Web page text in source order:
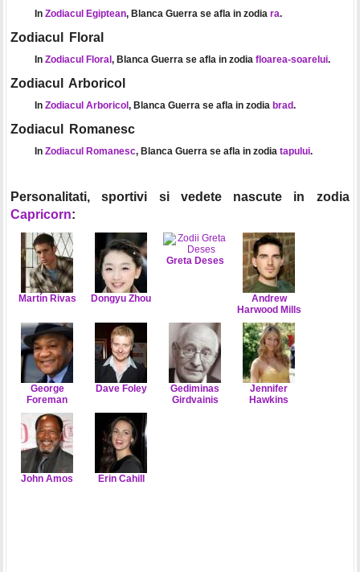
In Zodiacul Egiptean, Blanca Guerra se afla in zodia ra.
Zodiacul Floral
In Zodiacul Floral , Blanca Guerra se afla in zodia floarea-soarelui.
Zodiacul Arboricol
In Zodiacul Arboricol , Blanca Guerra se afla in zodia brad.
Zodiacul Romanesc
In Zodiacul Romanesc, Blanca Guerra se afla in zodia tapului.
Personalitati, sportivi si vedete nascute in zodia
Capricorn:
Martín Rivas Dongyu Zhou
Greta Deses
Andrew
Harwood Mills
George
Foreman
Dave Foley
Gediminas
Girdvainis
Jennifer
Hawkins
John Amos Erin Cahill